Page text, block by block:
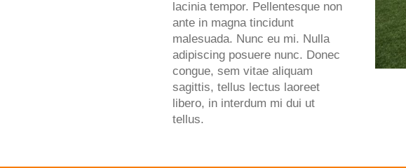
lacinia tempor. Pellentesque non
ante in magna tincidunt
malesuada. Nunc eu mi. Nulla
adipiscing posuere nunc. Donec
congue, sem vitae aliquam
sagittis, tellus lectus laoreet
libero, in interdum mi dui ut
tellus.